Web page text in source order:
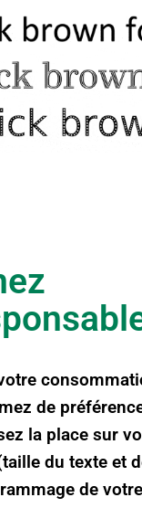
de
la place sur
du texte et
de